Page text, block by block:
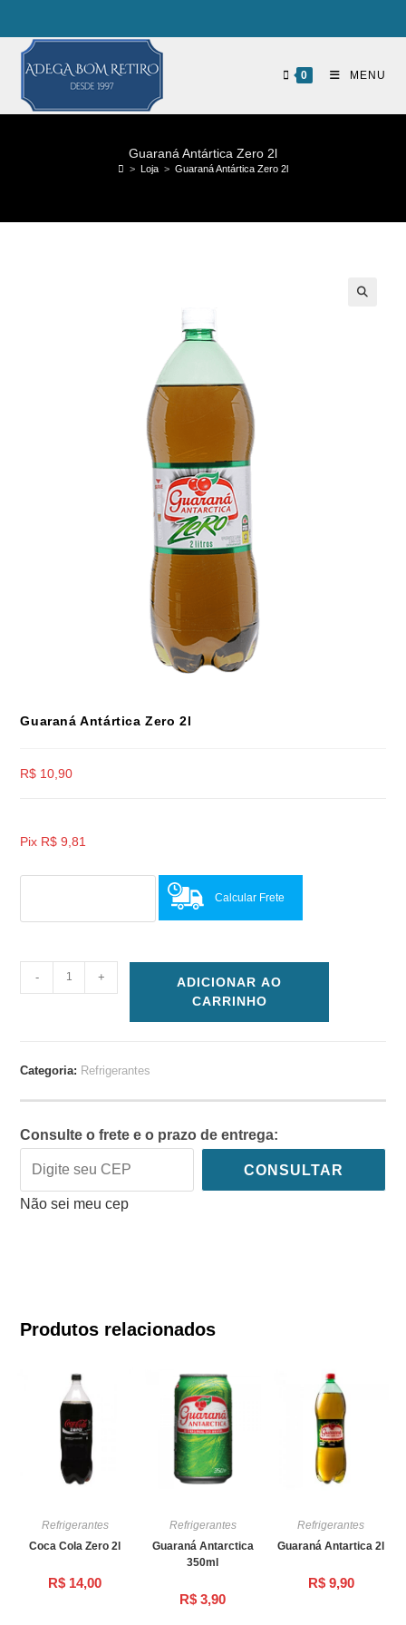
0 MENU
Guaraná Antártica Zero 2l
> Loja > Guaraná Antártica Zero 2l
Guaraná Antártica Zero 2l
R$ 10,90
Pix R$ 9,81
Calcular Frete
- +
ADICIONAR AO
CARRINHO
Categoria: Refrigerantes
Consulte o frete e o prazo de entrega:
CONSULTAR
Não sei meu cep
Produtos relacionados
Refrigerantes
Coca Cola Zero 2l
R$ 14,00
Refrigerantes
Guaraná Antarctica
350ml
R$ 3,90
Refrigerantes
Guaraná Antartica 2l
R$9,90